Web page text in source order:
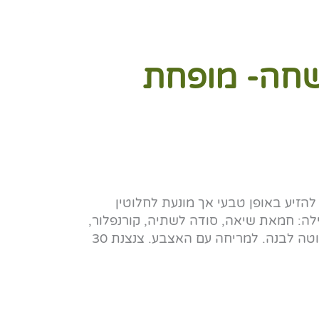
מופחת
באופן טבעי אך מונעת לחלוטין
חמאת שיאה, סודה לשתיה, קורנפלור,
שמנים אתריים- נענע, אקליפטוס, זוטה לבנה. למריחה עם האצבע. צנצנת 30